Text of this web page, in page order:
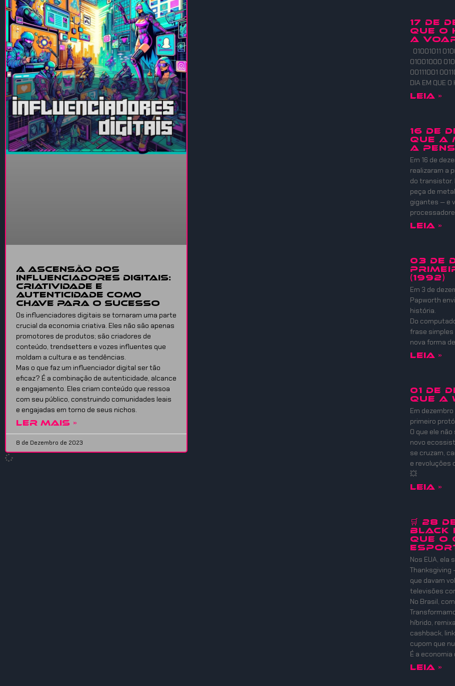
A Ascensão dos
Influenciadores Digitais:
Criatividade e
Autenticidade como
Chave para o Sucesso
Os influenciadores digitais se tornaram uma parte
crucial da economia criativa. Eles não são apenas
promotores de produtos; são criadores de
conteúdo, trendsetters e vozes influentes que
moldam a cultura e as tendências.
Mas o que faz um influenciador digital ser tão
eficaz? É a combinação de autenticidade, alcance
e engajamento. Eles criam conteúdo que ressoa
com seu público, construindo comunidades leais
e engajadas em torno de seus nichos.
LER MAIS »
8 de Dezembro de 2023
17 DE
QUE O
A
01001011
01001000
00111001
DIA EM QUE
Leia »
16 DE
QUE A
A
Em 16 de
realizaram a
do transistor.
peça de
gigantes — e
Leia »
03 DE
(1992)
Em 3 de
Papworth
história.
Do
frase simples
nova forma
Leia »
01 DE
QUE A
Em
primeiro
O que ele
novo
se cruzam,
e revoluções
💥
Leia »
🛒 28
Black
que o
Nos EUA, ela
Thanksgiving
que davam
televisões
No Brasil,
híbrido,
cashback,
cupom que
É a
Leia »